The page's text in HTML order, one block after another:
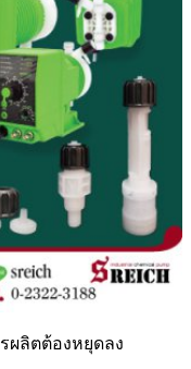
ผลิตต้องหยุดลง